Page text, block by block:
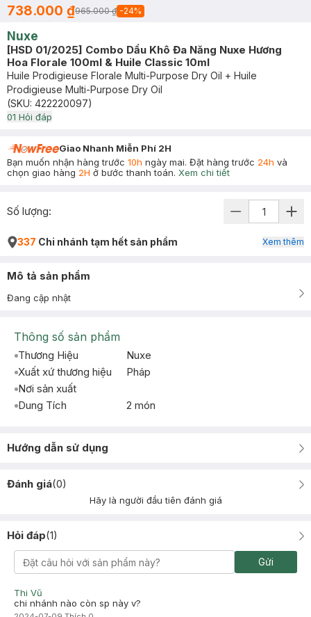
738.000 ₫965.000 ₫ -24%
Nuxe
[HSD 01/2025] Combo Dầu Khô Đa Năng Nuxe Hương
Hoa Florale 100ml & Huile Classic 10ml
Huile Prodigieuse Florale Multi-Purpose Dry Oil + Huile
Prodigieuse Multi-Purpose Dry Oil
(SKU: 422220097)
01 Hỏi đáp
Giao Nhanh Miễn Phí 2H
Bạn muốn nhận hàng trước 10h ngày mai. Đặt hàng trước 24h và
chọn giao hàng 2H ở bước thanh toán. Xem chi tiết
Số lượng:
337 Chi nhánh tạm hết sản phẩm Xem thêm
Mô tả sản phẩm
Đang cập nhật
Thông số sản phẩm
Thương Hiệu
Nuxe
Xuất xứ thương hiệu
Pháp
Nơi sản xuất
Dung Tích
2 món
Hướng dẫn sử dụng
Đánh giá(0)
Hãy là người đầu tiên đánh giá
Hỏi đáp(1)
Gửi
Thi Vũ
chi nhánh nào còn sp này v?